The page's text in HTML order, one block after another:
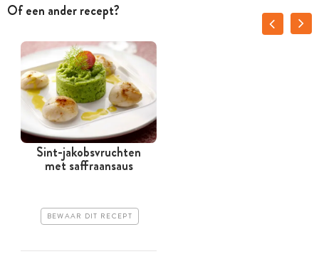
Of een ander recept?
Sint-jakobsvruchten
met saffraansaus
BEWAAR DIT RECEPT